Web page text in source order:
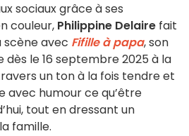
sociaux grâce à ses
couleur, Philippine Delaire fait
scène avec Fifille à papa, son
dès le 16 septembre 2025 à la
un ton à la fois tendre et
avec humour ce qu’être
tout en dressant un
famille.